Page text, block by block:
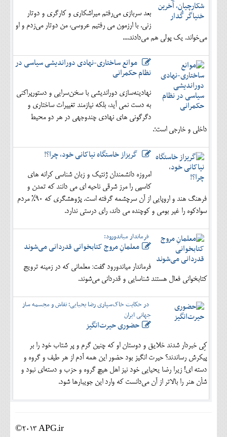
بعد سربازی می‌رفتم میراشکاری و کارگری و دوتار
زنی. با ارزمون می رفتیم عروسی، من دوتار می‌زدم و او
می‌خواند. یک پولی هم می‌دادند....
موانع ساختاری-نهادی دوراندیشی سیاسی در
نظام حکمرانی
نهادینه‌سازی دوراندیشی با سخن‌سرایی و دستورپراکنی
به دست نمی آید، بلکه نیازمند تغییرات ساختاری و
دگرگونی های نهادی چندوجهی در هر دو محیط
داخلی و خارجی است؛.
گریزاز خاستگاه نیاکانی خود، چرا؟!
امروزه دانشمندان ژنتیک و زبان شناسی کرانه های
کاسپی را مرز شرقی ناحیه ای می دانند که تمدن و
فرهنگ هند و اروپایی از آن سرچشمه گرفته است. پژوهشگری که 90% مردم
سوادکوه را غیر بومی و کوچنده می داند، رای درستی ندارد.
فرماندار میاندورود:
معلمانِ مروج کتابخوانی قدردانی می‌شوند
فرماندار میاندورود گفت: معلمانی که در زمینه ترویج
کتابخوانی فعال هستند شناسایی و قدردانی می‌شوند.
در حکایت خاک‌سپاری رضا یحیایی؛ نقاش و مجسمه ساز
جهانی ایران
حضوری حیرت‌انگیز
کِی خبردار شدند خلایق و دوستان او که چنین گرم و پر شتاب خود را بر
پیکرش رساندند؟ حیرت انگیز بود حضور این همه آدم از هر طیف و گروه و
دسته ای! زیرا رضا یحیایی خود نیز اهل هیچ گروه و حزب و دسته‌ای نبود و
شأن هنر را بالاتر از آن می‌دانست که وارد این جویبارها شود.
©2013 APG.ir